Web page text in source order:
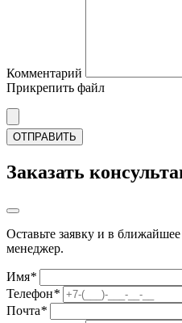
Комментарий
Прикрепить файл
Заказать
Оставьте заявку и в
менеджер.
Имя*
Телефон*
Почта*